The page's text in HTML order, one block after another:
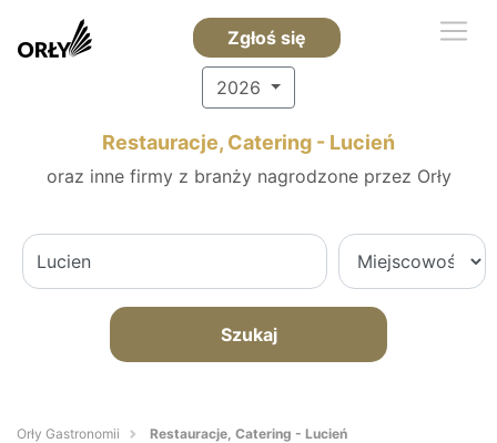
Zgłoś się
2026
Restauracje, Catering - Lucień
oraz inne firmy z branży nagrodzone przez Orły
Szukaj
Orły Gastronomii Restauracje, Catering - Lucień